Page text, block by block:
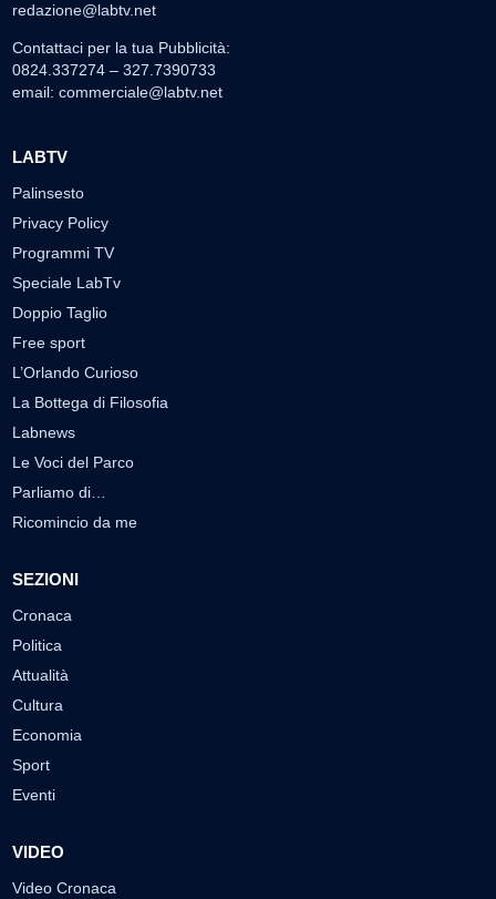
redazione@labtv.net
Contattaci per la tua Pubblicità:
0824.337274 – 327.7390733
email: commerciale@labtv.net
LABTV
Palinsesto
Privacy Policy
Programmi TV
Speciale LabTv
Doppio Taglio
Free sport
L’Orlando Curioso
La Bottega di Filosofia
Labnews
Le Voci del Parco
Parliamo di…
Ricomincio da me
SEZIONI
Cronaca
Politica
Attualità
Cultura
Economia
Sport
Eventi
VIDEO
Video Cronaca